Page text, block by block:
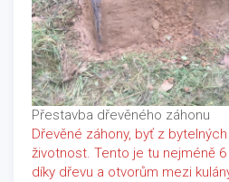
Přestavba dřevěného záhonu
Dřevěné záhony, byť z
životnost. Tento je tu nejméně
díky dřevu a otvorům mezi